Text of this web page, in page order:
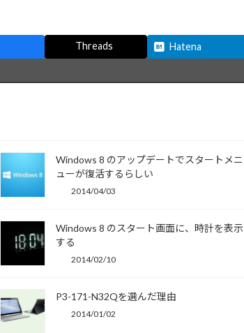
Threads Hatena
Windows 8 のアップデートでスタートメニ
ューが復活するらしい
2014/04/03
Windows 8 のスタート画面に、時計を表示
する
2014/02/10
P3-171-N32Qを選んだ理由
2014/01/02